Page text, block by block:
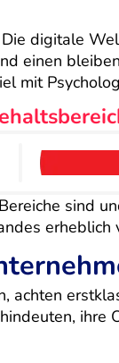
digitale
einen
mit
sind
erheblich
achten